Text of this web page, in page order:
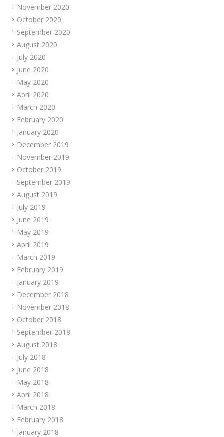
November 2020
October 2020
September 2020
August 2020
July 2020
June 2020
May 2020
April 2020
March 2020
February 2020
January 2020
December 2019
November 2019
October 2019
September 2019
August 2019
July 2019
June 2019
May 2019
April 2019
March 2019
February 2019
January 2019
December 2018
November 2018
October 2018
September 2018
August 2018
July 2018
June 2018
May 2018
April 2018
March 2018
February 2018
January 2018